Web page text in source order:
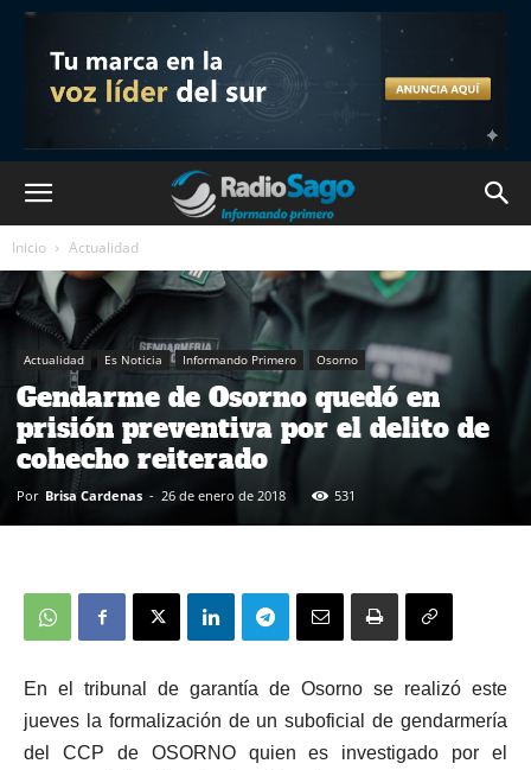
Inicio Actualidad
Actualidad Es Noticia Informando Primero Osorno
Gendarme de Osorno quedó en
prisión preventiva por el delito de
cohecho reiterado
Por Brisa Cardenas - 26 de enero de 2018 531
En el tribunal de garantía de Osorno se realizó este
jueves la formalización de un suboficial de gendarmería
del CCP de OSORNO quien es investigado por el